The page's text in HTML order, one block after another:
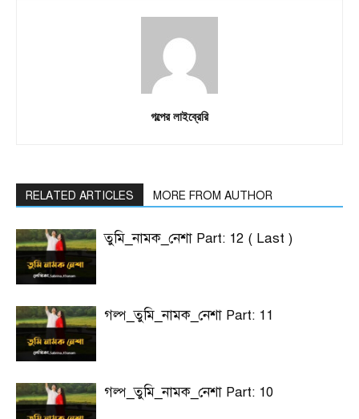
গল্পের লাইব্রেরি
RELATED ARTICLES MORE FROM AUTHOR
তুমি_নামক_নেশা Part: 12 ( Last )
গল্প_তুমি_নামক_নেশা Part: 11
গল্প_তুমি_নামক_নেশা Part: 10